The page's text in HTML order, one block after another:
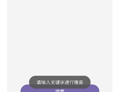
3.快速找到自己需要的内容